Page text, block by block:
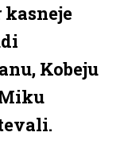
Kobeju